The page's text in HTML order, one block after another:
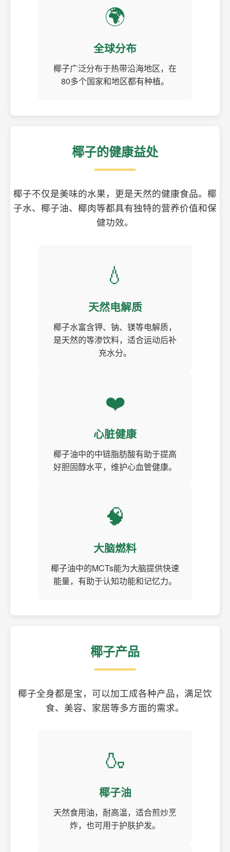
🌍
全球分布
椰子广泛分布于热带沿海地区，在
80多个国家和地区都有种植。
椰子的健康益处
椰子不仅是美味的水果，更是天然的健康食品。椰
子水、椰子油、椰肉等都具有独特的营养价值和保
健功效。
💧
天然电解质
椰子水富含钾、钠、镁等电解质，
是天然的等渗饮料，适合运动后补
充水分。
❤️
心脏健康
椰子油中的中链脂肪酸有助于提高
好胆固醇水平，维护心血管健康。
🧠
大脑燃料
椰子油中的MCTs能为大脑提供快速
能量，有助于认知功能和记忆力。
椰子产品
椰子全身都是宝，可以加工成各种产品，满足饮
食、美容、家居等多方面的需求。
🍶
椰子油
天然食用油，耐高温，适合煎炒烹
炸，也可用于护肤护发。